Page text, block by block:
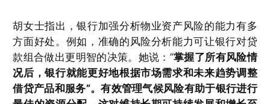
胡女士指出，银行加强分析物业资产风险的能力有多
方面好处。例如，准确的风险分析能力可让银行对贷
款组合做出更明智的决策。她说：”掌握了所有风险情
况后，银行就能更好地根据市场需求和未来趋势调整
借贷产品和服务”。有效管理气候风险有助于银行进行